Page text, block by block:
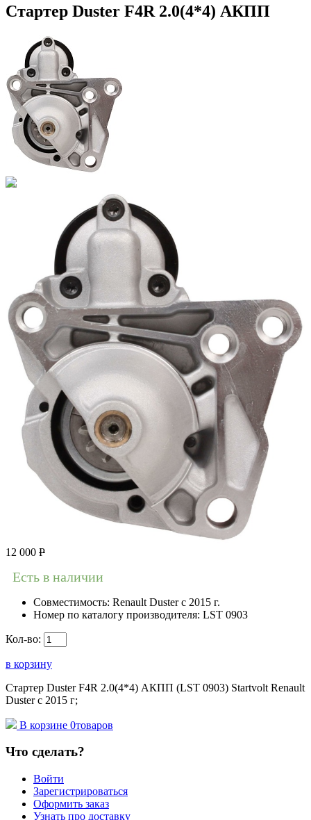
Стартер Duster F4R 2.0(4*4) АКПП
12 000 Р
Есть в наличии
Совместимость: Renault Duster с 2015 г.
Номер по каталогу производителя: LST 0903
Кол-во:
в корзину
Стартер Duster F4R 2.0(4*4) АКПП (LST 0903) Startvolt Renault
Duster с 2015 г;
В корзине 0товаров
Что сделать?
Войти
Зарегистрироваться
Оформить заказ
Узнать про доставку